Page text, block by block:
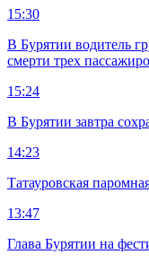
15:30
В Бурятии водитель
смерти трех
15:24
В Бурятии завтра
14:23
Татауровская
13:47
Глава Бурятии на